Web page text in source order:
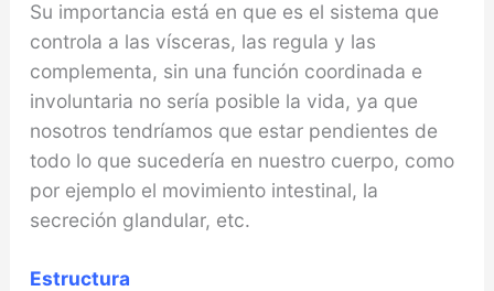
Su importancia está en que es el sistema que
controla a las vísceras, las regula y las
complementa, sin una función coordinada e
involuntaria no sería posible la vida, ya que
nosotros tendríamos que estar pendientes de
todo lo que sucedería en nuestro cuerpo, como
por ejemplo el movimiento intestinal, la
secreción glandular, etc.
Estructura